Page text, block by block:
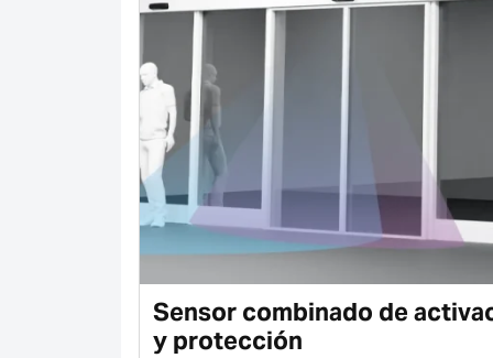
Sensor combinado de
y protección